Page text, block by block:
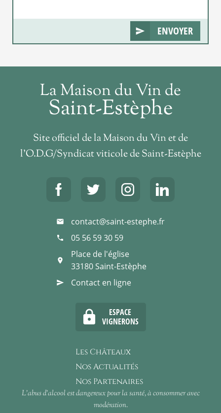
ENVOYER
mail contact@saint-estephe.fr
phone 05 56 59 30 59
place
Place de l'église
33180 Saint-Estèphe
send Contact en ligne
La Maison du Vin de
Saint-Estèphe
Site officiel de la Maison du Vin et de
l’O.D.G/Syndicat viticole de Saint-Estèphe
lock
ESPACE
VIGNERONS
Les Châteaux
Nos Actualités
Nos Partenaires
L'abus d'alcool est dangereux pour la santé, à consommer avec
modération.